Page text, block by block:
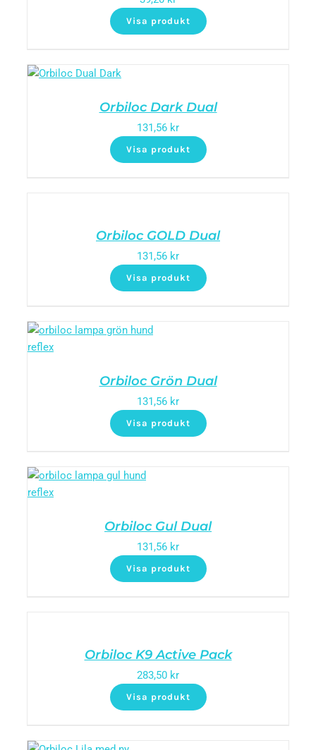
Visa produkt
Orbiloc Dark Dual
131,56 kr
Visa produkt
Orbiloc GOLD Dual
131,56 kr
Visa produkt
Orbiloc Grön Dual
131,56 kr
Visa produkt
Orbiloc Gul Dual
131,56 kr
Visa produkt
Orbiloc K9 Active Pack
283,50 kr
Visa produkt